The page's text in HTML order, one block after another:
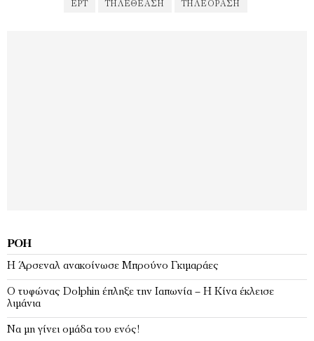
ΕΡΤ ΤΗΛΕΘΈΑΣΗ ΤΗΛΕΌΡΑΣΗ
ΡΟΉ
Η Άρσεναλ ανακοίνωσε Μπρούνο Γκιμαράες
Ο τυφώνας Dolphin έπληξε την Ιαπωνία – H Κίνα έκλεισε
λιμάνια
Να μη γίνει ομάδα του ενός!